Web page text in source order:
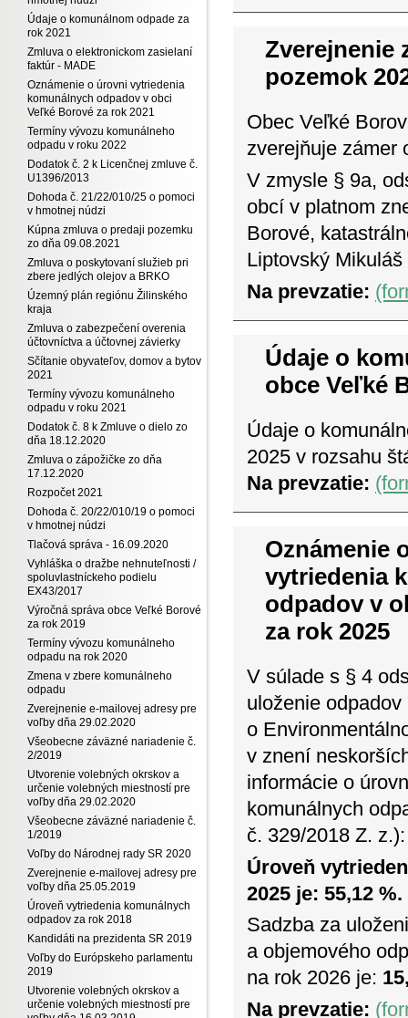
Údaje o komunálnom odpade za
rok 2021
Zmluva o elektronickom zasielaní
faktúr - MADE
Oznámenie o úrovni vytriedenia
komunálnych odpadov v obci
Veľké Borové za rok 2021
Termíny vývozu komunálneho
odpadu v roku 2022
Dodatok č. 2 k Licenčnej zmluve č.
U1396/2013
Dohoda č. 21/22/010/25 o pomoci
v hmotnej núdzi
Kúpna zmluva o predaji pozemku
zo dňa 09.08.2021
Zmluva o poskytovaní služieb pri
zbere jedlých olejov a BRKO
Územný plán regiónu Žilinského
kraja
Zmluva o zabezpečení overenia
účtovníctva a účtovnej závierky
Sčítanie obyvateľov, domov a bytov
2021
Termíny vývozu komunálneho
odpadu v roku 2021
Dodatok č. 8 k Zmluve o dielo zo
dňa 18.12.2020
Zmluva o zápožičke zo dňa
17.12.2020
Rozpočet 2021
Dohoda č. 20/22/010/19 o pomoci
v hmotnej núdzi
Tlačová správa - 16.09.2020
Vyhláška o dražbe nehnuteľnosti /
spoluvlastníckeho podielu
EX43/2017
Výročná správa obce Veľké Borové
za rok 2019
Termíny vývozu komunálneho
odpadu na rok 2020
Zmena v zbere komunálneho
odpadu
Zverejnenie e-mailovej adresy pre
voľby dňa 29.02.2020
Všeobecne záväzné nariadenie č.
2/2019
Utvorenie volebných okrskov a
určenie volebných miestností pre
voľby dňa 29.02.2020
Všeobecne záväzné nariadenie č.
1/2019
Voľby do Národnej rady SR 2020
Zverejnenie e-mailovej adresy pre
voľby dňa 25.05.2019
Úroveň vytriedenia komunálnych
odpadov za rok 2018
Kandidáti na prezidenta SR 2019
Voľby do Európskeho parlamentu
2019
Utvorenie volebných okrskov a
určenie volebných miestností pre
Zverejnenie
pozemok
Obec Veľké
zverejňuje zámer
V zmysle § 9a,
obcí v platnom
Borové,
Liptovský
Na prevzatie:
Údaje o
obce Veľké
Údaje o
2025 v rozsahu
Na prevzatie:
Oznámenie
vytriedenia
odpadov v
za rok 2025
V súlade s § 4
uloženie
o
v znení
informácie o
komunálnych
č. 329/2018 Z. z.):
Úroveň
2025 je: 55,12 %.
Sadzba za
a objemového
na rok 2026 je:
Na prevzatie: